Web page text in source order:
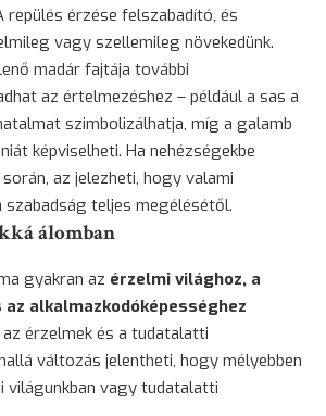
repülés érzése felszabadító, és
vagy szellemileg növekedünk.
madár fajtája további
az értelmezéshez – például a sas a
szimbolizálhatja, míg a galamb
képviselheti. Ha nehézségekbe
az jelezheti, hogy valami
teljes megélésétől.
álomban
gyakran az érzelmi világhoz, a
alkalmazkodóképességhez
az érzelmek és a tudatalatti
változás jelentheti, hogy mélyebben
világunkban vagy tudatalatti